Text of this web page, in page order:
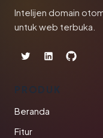
Intelijen domain
untuk web terbuka.
PRODUK
Beranda
Fitur